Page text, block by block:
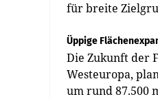
für breite
Üppige
Die Zukunft der
Westeuropa,
um rund 87.500